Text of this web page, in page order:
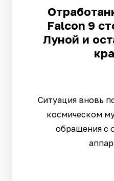
Falcon 9
Луной и
Ситуация вновь
космическом
обращения с